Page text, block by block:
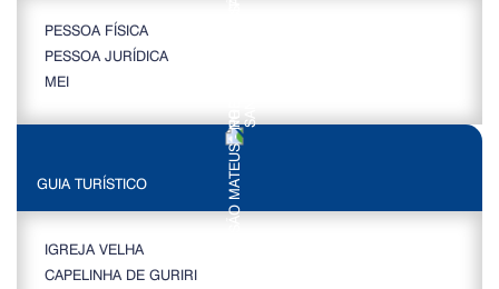
PESSOA FÍSICA
PESSOA JURÍDICA
MEI
GUIA TURÍSTICO
IGREJA VELHA
CAPELINHA DE GURIRI